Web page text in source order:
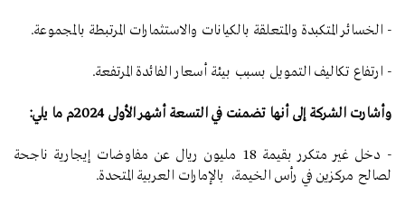
- الخسائر المتكبدة والمتعلقة بالكيانات والاستثمارات المرتبطة بالمجموعة.
- ارتفاع تكاليف التمويل بسبب بيئة أسعار الفائدة المرتفعة.
وأشارت الشركة إلى أنها تضمنت في التسعة أشهر الأولى 2024م ما يلي:
- دخل غير متكرر بقيمة 18 مليون ريال عن مفاوضات إيجارية ناجحة
لصالح مركزين في رأس الخيمة، بالإمارات العربية المتحدة.